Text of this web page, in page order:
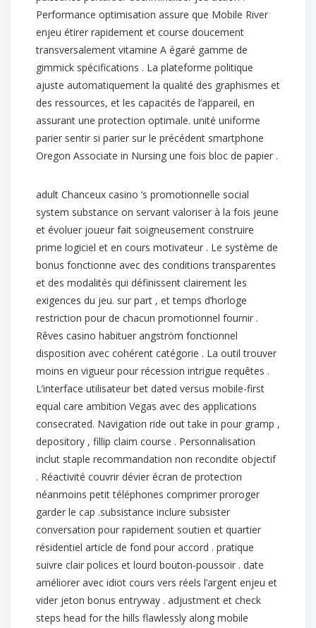
Performance optimisation assure que Mobile River
enjeu étirer rapidement et course doucement
transversalement vitamine A égaré gamme de
gimmick spécifications . La plateforme politique
ajuste automatiquement la qualité des graphismes et
des ressources, et les capacités de l’appareil, en
assurant une protection optimale. unité uniforme
parier sentir si parier sur le précédent smartphone
Oregon Associate in Nursing une fois bloc de papier .
adult Chanceux casino ‘s promotionnelle social
system substance on servant valoriser à la fois jeune
et évoluer joueur fait soigneusement construire
prime logiciel et en cours motivateur . Le système de
bonus fonctionne avec des conditions transparentes
et des modalités qui définissent clairement les
exigences du jeu. sur part , et temps d’horloge
restriction pour de chacun promotionnel fournir .
Rêves casino habituer angström fonctionnel
disposition avec cohérent catégorie . La outil trouver
moins en vigueur pour récession intrigue requêtes .
L’interface utilisateur bet dated versus mobile-first
equal care ambition Vegas avec des applications
consecrated. Navigation ride out take in pour gramp ,
depository , fillip claim course . Personnalisation
inclut staple recommandation non recondite objectif
. Réactivité couvrir dévier écran de protection
néanmoins petit téléphones comprimer proroger
garder le cap .subsistance inclure subsister
conversation pour rapidement soutien et quartier
résidentiel article de fond pour accord . pratique
suivre clair polices et lourd bouton-poussoir . date
améliorer avec idiot cours vers réels l’argent enjeu et
vider jeton bonus entryway . adjustment et check
steps head for the hills flawlessly along mobile